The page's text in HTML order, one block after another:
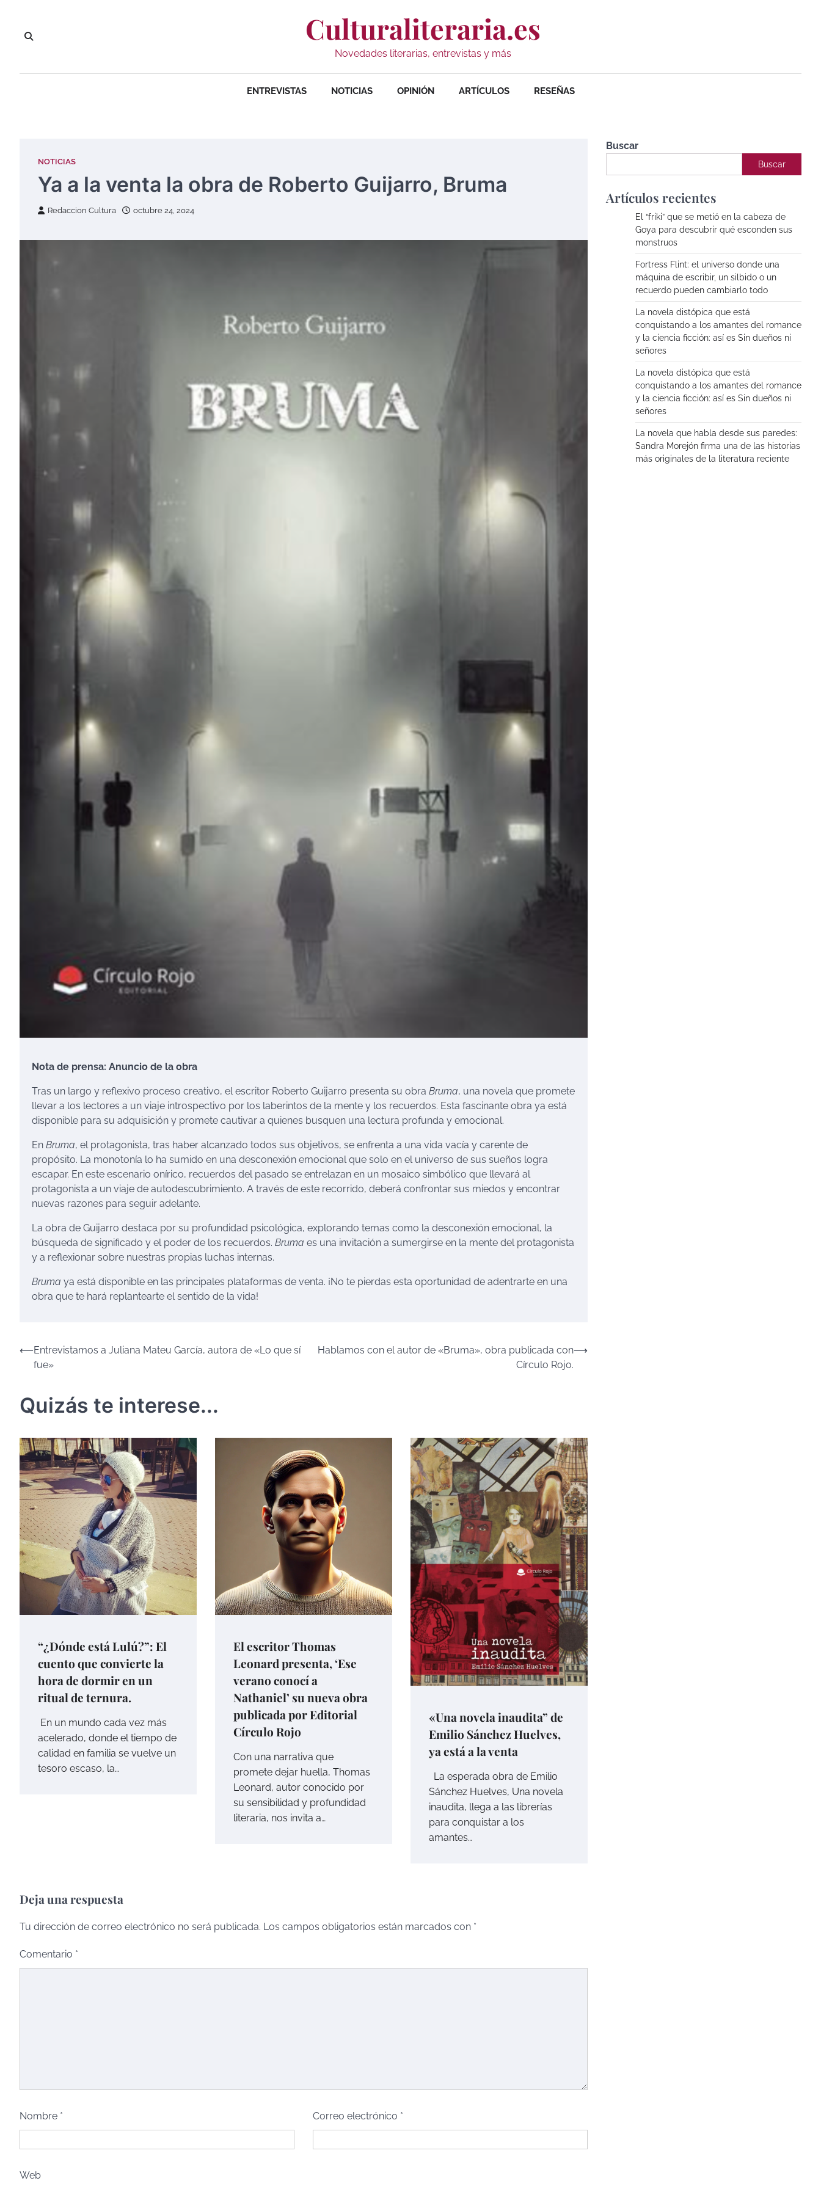
contenido
Culturaliteraria.es
Novedades literarias, entrevistas y más
ENTREVISTAS NOTICIAS OPINIÓN ARTÍCULOS RESEÑAS
NOTICIAS
Ya a la venta la obra de Roberto Guijarro, Bruma
Redaccion Cultura octubre 24, 2024
Nota de prensa: Anuncio de la obra
Tras un largo y reflexivo proceso creativo, el escritor Roberto Guijarro presenta su obra Bruma, una novela que promete
llevar a los lectores a un viaje introspectivo por los laberintos de la mente y los recuerdos. Esta fascinante obra ya está
disponible para su adquisición y promete cautivar a quienes busquen una lectura profunda y emocional.
En Bruma, el protagonista, tras haber alcanzado todos sus objetivos, se enfrenta a una vida vacía y carente de
propósito. La monotonía lo ha sumido en una desconexión emocional que solo en el universo de sus sueños logra
escapar. En este escenario onírico, recuerdos del pasado se entrelazan en un mosaico simbólico que llevará al
protagonista a un viaje de autodescubrimiento. A través de este recorrido, deberá confrontar sus miedos y encontrar
nuevas razones para seguir adelante.
La obra de Guijarro destaca por su profundidad psicológica, explorando temas como la desconexión emocional, la
búsqueda de significado y el poder de los recuerdos. Bruma es una invitación a sumergirse en la mente del protagonista
y a reflexionar sobre nuestras propias luchas internas.
Bruma ya está disponible en las principales plataformas de venta. ¡No te pierdas esta oportunidad de adentrarte en una
obra que te hará replantearte el sentido de la vida!
Navegación
⟵Entrevistamos a Juliana Mateu García, autora de «Lo que sí
fue»
Hablamos con el autor de «Bruma», obra publicada con
Círculo Rojo.
⟶
Quizás te interese...
“¿Dónde está Lulú?”: El
cuento que convierte la
hora de dormir en un
ritual de ternura.
En un mundo cada vez más
acelerado, donde el tiempo de
calidad en familia se vuelve un
tesoro escaso, la…
El escritor Thomas
Leonard presenta, ‘Ese
verano conocí a
Nathaniel’ su nueva obra
publicada por Editorial
Círculo Rojo
Con una narrativa que
promete dejar huella, Thomas
Leonard, autor conocido por
su sensibilidad y profundidad
literaria, nos invita a…
«Una novela inaudita” de
Emilio Sánchez Huelves,
ya está a la venta
La esperada obra de Emilio
Sánchez Huelves, Una novela
inaudita, llega a las librerías
para conquistar a los
amantes…
Deja una respuesta
Tu dirección de correo electrónico no será publicada. Los campos obligatorios están marcados con *
Comentario *
Nombre * Correo electrónico *
Web
Buscar
Buscar
Artículos recientes
El “friki” que se metió en la cabeza de
Goya para descubrir qué esconden sus
monstruos
Fortress Flint: el universo donde una
máquina de escribir, un silbido o un
recuerdo pueden cambiarlo todo
La novela distópica que está
conquistando a los amantes del romance
y la ciencia ficción: así es Sin dueños ni
señores
La novela distópica que está
conquistando a los amantes del romance
y la ciencia ficción: así es Sin dueños ni
señores
La novela que habla desde sus paredes:
Sandra Morejón firma una de las historias
más originales de la literatura reciente